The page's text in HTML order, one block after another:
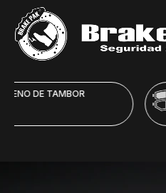
SISTEMA FRENO DE DISCO